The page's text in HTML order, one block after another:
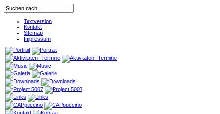
Textversion
Kontakt
Sitemap
Impressum